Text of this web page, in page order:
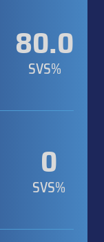
80.0
SVS%
0
SVS%